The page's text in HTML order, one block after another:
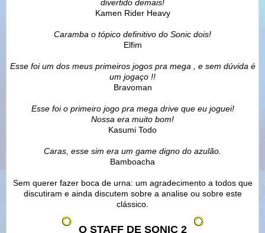
divertido demais!
Kamen Rider Heavy
Caramba o tópico definitivo do Sonic dois!
Elfim
Esse foi um dos meus primeiros jogos pra mega , e sem dúvida é
um jogaço !!
Bravoman
Esse foi o primeiro jogo pra mega drive que eu joguei!
Nossa era muito bom!
Kasumi Todo
Caras, esse sim era um game digno do azulão.
Bamboacha
Sem querer fazer boca de urna: um agradecimento a todos que
discutiram e ainda discutem sobre a analise ou sobre este
clássico.
O STAFF DE SONIC 2